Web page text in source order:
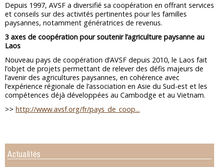
Depuis 1997, AVSF a diversifié sa coopération en offrant services
et conseils sur des activités pertinentes pour les familles
paysannes, notamment génératrices de revenus.
3 axes de coopération pour soutenir l’agriculture paysanne au
Laos
Nouveau pays de coopération d’AVSF depuis 2010, le Laos fait
l’objet de projets permettant de relever des défis majeurs de
l’avenir des agricultures paysannes, en cohérence avec
l’expérience régionale de l’association en Asie du Sud-est et les
compétences déjà développées au Cambodge et au Vietnam.
>> http://www.avsf.org/fr/pays_de_coop...
Actualités